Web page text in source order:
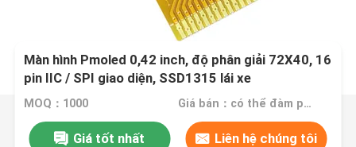
Màn hình Pmoled 0,42 inch, độ phân giải 72X40, 16
pin IIC / SPI giao diện, SSD1315 lái xe
MOQ：1000 Giá bán：có thể đàm phán
Giá tốt nhất Liên hệ chúng tôi